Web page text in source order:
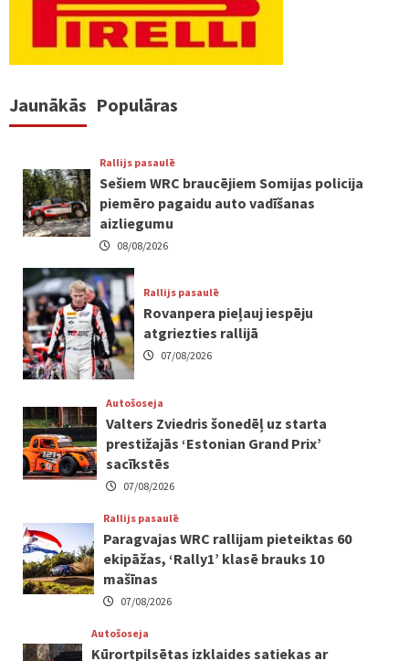
Jaunākās Populāras
Rallijs pasaulē
Sešiem WRC braucējiem Somijas policija
piemēro pagaidu auto vadīšanas
aizliegumu
08/08/2026
Rallijs pasaulē
Rovanpera pieļauj iespēju
atgriezties rallijā
07/08/2026
Autošoseja
Valters Zviedris šonedēļ uz starta
prestižajās ‘Estonian Grand Prix’
sacīkstēs
07/08/2026
Rallijs pasaulē
Paragvajas WRC rallijam pieteiktas 60
ekipāžas, ‘Rally1’ klasē brauks 10
mašīnas
07/08/2026
Autošoseja
Kūrortpilsētas izklaides satiekas ar